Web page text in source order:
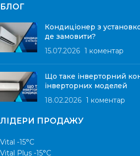
БЛОГ
Кондиціонер з
де замовити?
15.07.2026 1 коментар
Що таке інверторний
інверторних моделей
18.02.2026 1 коментар
ЛІДЕРИ ПРОДАЖУ
Vital -15°С
Vital Plus -15°C